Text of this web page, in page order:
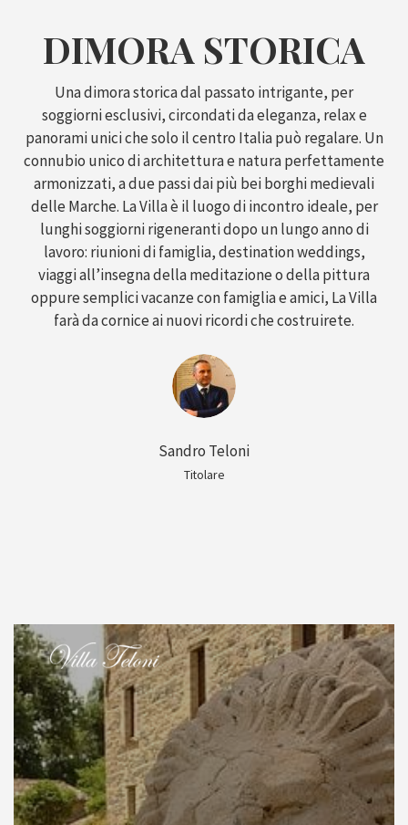
DIMORA STORICA
Una dimora storica dal passato intrigante, per
soggiorni esclusivi, circondati da eleganza, relax e
panorami unici che solo il centro Italia può regalare. Un
connubio unico di architettura e natura perfettamente
armonizzati, a due passi dai più bei borghi medievali
delle Marche. La Villa è il luogo di incontro ideale, per
lunghi soggiorni rigeneranti dopo un lungo anno di
lavoro: riunioni di famiglia, destination weddings,
viaggi all’insegna della meditazione o della pittura
oppure semplici vacanze con famiglia e amici, La Villa
farà da cornice ai nuovi ricordi che costruirete.
Sandro Teloni
Titolare